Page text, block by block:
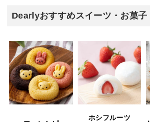
Dearlyおすすめスイーツ・お菓子
ホシフルーツ